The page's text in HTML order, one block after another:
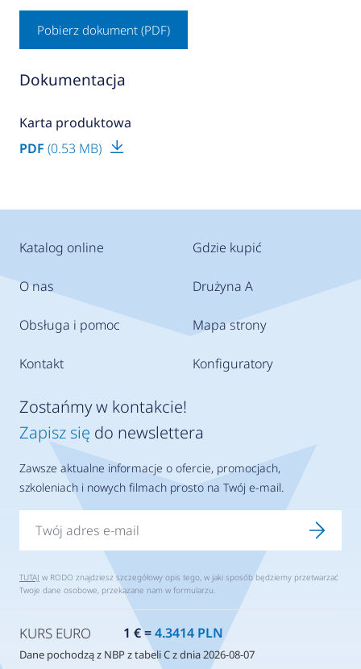
Pobierz dokument (PDF)
Dokumentacja
Karta produktowa
PDF (0.53 MB)
Katalog online
O nas
Obsługa i pomoc
Kontakt
Gdzie kupić
Drużyna A
Mapa strony
Konfiguratory
Zostańmy w kontakcie!
Zapisz się do newslettera
Zawsze aktualne informacje o ofercie, promocjach,
szkoleniach i nowych filmach prosto na Twój e-mail.
TUTAJ w RODO znajdziesz szczegółowy opis tego, w jaki sposób będziemy przetwarzać
Twoje dane osobowe, przekazane nam w formularzu.
KURS EURO 1 € =4.3414 PLN
Dane pochodzą z NBP z tabeli C z dnia 2026-08-07